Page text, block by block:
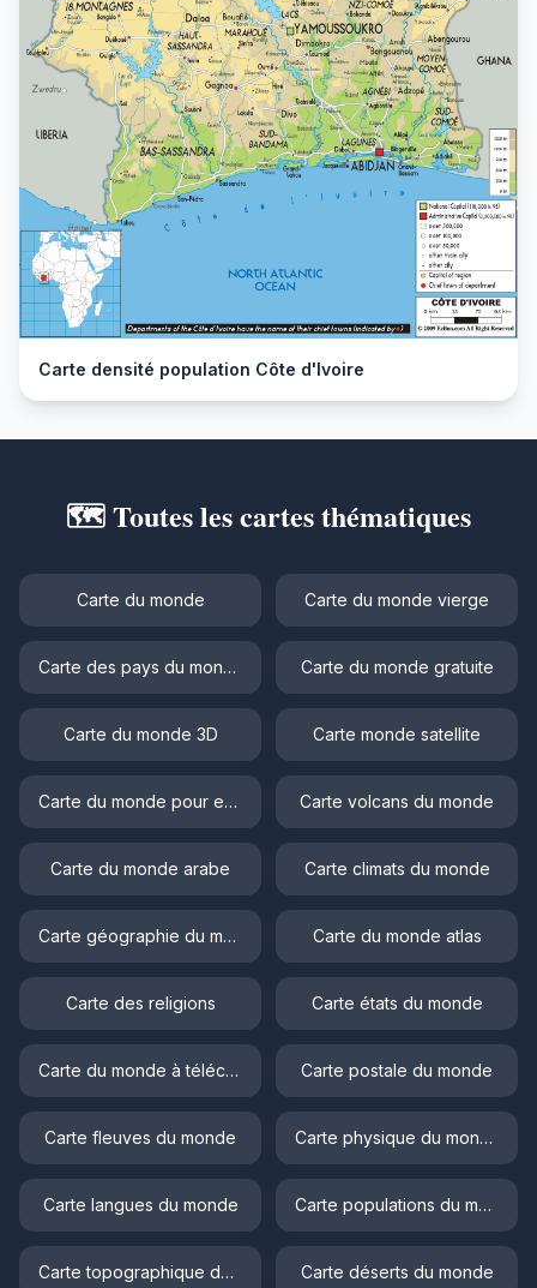
Carte densité population Côte d'Ivoire
🗺️ Toutes les cartes thématiques
Carte du monde Carte du monde vierge
Carte des pays du monde Carte du monde gratuite
Carte du monde 3D Carte monde satellite
Carte du monde pour enfant Carte volcans du monde
Carte du monde arabe Carte climats du monde
Carte géographie du monde Carte du monde atlas
Carte des religions Carte états du monde
Carte du monde à télécharger Carte postale du monde
Carte fleuves du monde Carte physique du monde
Carte langues du monde Carte populations du monde
Carte topographique du monde Carte déserts du monde